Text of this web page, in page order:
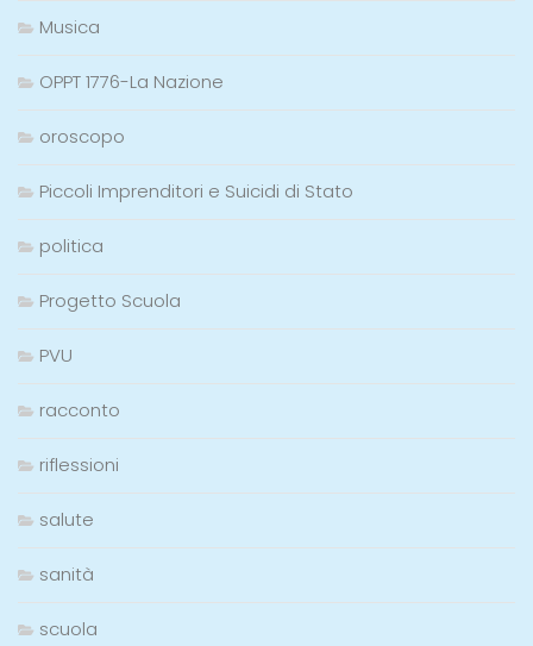
Musica
OPPT 1776-La Nazione
oroscopo
Piccoli Imprenditori e Suicidi di Stato
politica
Progetto Scuola
PVU
racconto
riflessioni
salute
sanità
scuola